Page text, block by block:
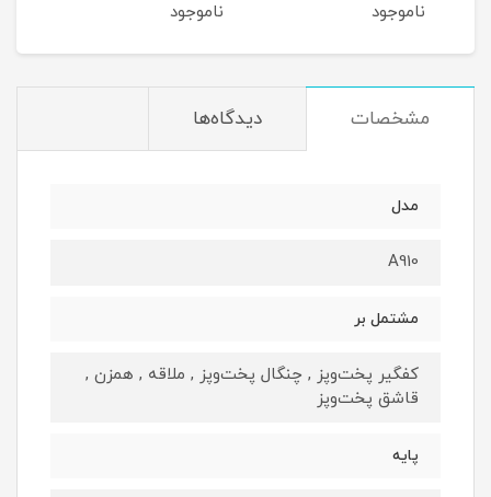
ناموجود ناموجود
مشخصات دیدگاه‌ها
مدل
A910
مشتمل بر
کفگیر پخت‌و‌پز , چنگال پخت‌و‌پز , ملاقه , همزن ,
قاشق پخت‌و‌پز
پایه